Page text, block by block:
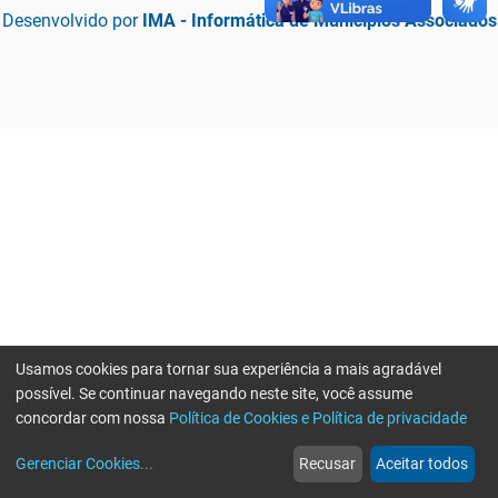
Desenvolvido por IMA - Informática de Municípios Associados
web
Notícias
more_horiz
Mais
Usamos cookies para tornar sua experiência a mais agradável
possível. Se continuar navegando neste site, você assume
concordar com nossa Política de Cookies e Política de privacidade
Gerenciar Cookies... Recusar Aceitar todos
Erro ao enviar informações, por favor tente novamente